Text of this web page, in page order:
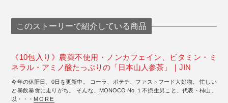
このストーリーで紹介している商品
《10包入り》農薬不使用・ノンカフェイン、ビタミン・ミ
ネラル・アミノ酸たっぷりの「日本山人参茶」｜JIN
今年の休肝日、0日を更新中。 コーラ、ポテチ、ファストフード大好物。 忙しい
と暴飲暴食に走りがち。 そんな、MONOCO No.１不摂生男こと、代表・柿山。
以・・・ MORE